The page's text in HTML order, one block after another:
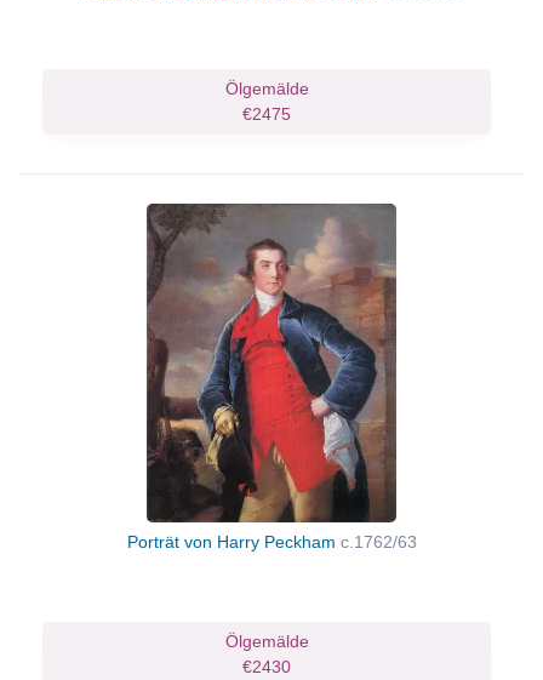
Ölgemälde
€2475
Porträt von Harry Peckham c.1762/63
Ölgemälde
€2430